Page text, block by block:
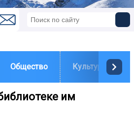
Общество Культура
им